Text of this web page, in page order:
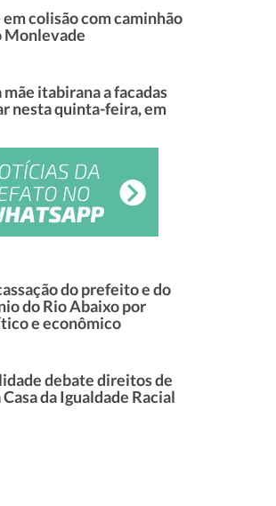
colisão com caminhão
Monlevade
itabirana a facadas
nesta quinta-feira, em
do prefeito e do
do Rio Abaixo por
e econômico
debate direitos de
da Igualdade Racial